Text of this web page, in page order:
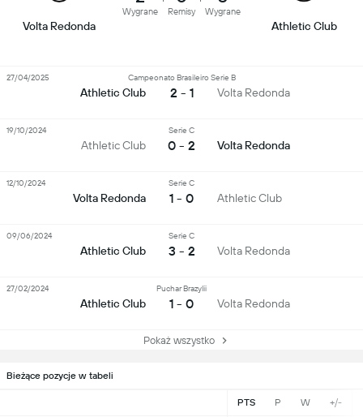
Bieżące pozycje w tabeli
PTS P W +/-
Volta Redonda
Wygrane Remisy Wygrane
Athletic Club
Athletic Club
Campeonato Brasileiro Serie B
2 - 1 Volta Redonda
27/04/2025
Athletic Club
Serie C
0 - 2 Volta Redonda
19/10/2024
Volta Redonda
Serie C
1 - 0 Athletic Club
12/10/2024
Athletic Club
Serie C
3 - 2 Volta Redonda
09/06/2024
Athletic Club
Puchar Brazylii
1 - 0 Volta Redonda
27/02/2024
Pokaż wszystko